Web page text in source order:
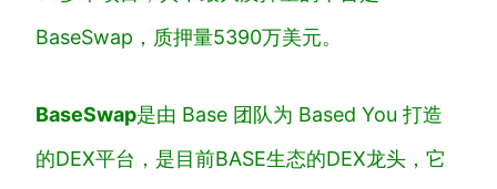
BaseSwap，质押量5390万美元。
BaseSwap是由 Base 团队为 Based You 打造
的DEX平台，是目前BASE生态的DEX龙头，它